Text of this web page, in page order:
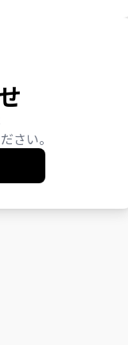
さい。